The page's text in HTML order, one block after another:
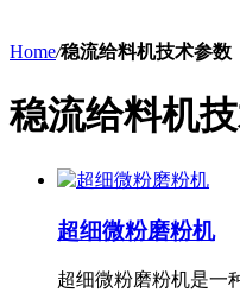
Home/稳流给料机技术参数
稳流给料机
超细微粉磨粉机
超细微粉磨粉机是一